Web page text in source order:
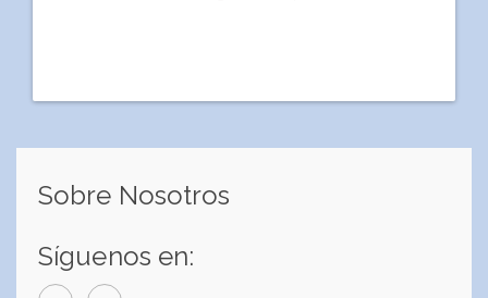
Sobre Nosotros
Síguenos en: